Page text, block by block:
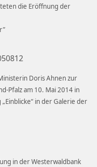
die Eröffnung der
Doris Ahnen zur
Pfalz am 10. Mai 2014 in
in der Galerie der
in der Westerwaldbank